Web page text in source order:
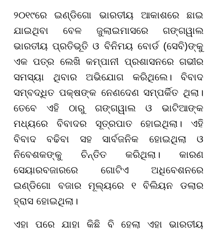
୨୦୧୯ରେ ଇଣ୍ଡିଗୋ ଭାରତୀୟ ଆକାଶରେ ଛାଇ
ଯାଇଥିବା ବେଳ ଜୁଲାଇମାସରେ ଗଙ୍ଗୱାଲ
ଭାରତୀୟ ପ୍ରତିଭୂତି ଓ ବିନିମୟ ବୋର୍ଡ (ସେବି)ଙ୍କୁ
ଏକ ପତ୍ର ଲେଖି କମ୍ପାନୀ ପ୍ରଶାସନରେ ଗଭୀର
ସମସ୍ୟା ଥିବାର ଅଭିଯୋଗ କରିଥିଲେ। ବିବାଦ
ସମ୍ବଦ୍ଧିତ ପକ୍ଷଙ୍କ ନେଣଦେଣ ସମ୍ପର୍କିତ ଥିଲା।
ତେବେ ଏହି ଠାରୁ ଗଙ୍ଗୱାଲ ଓ ଭାଟିଆଙ୍କ
ମଧ୍ୟରେ ବିବାଦର ସୂତ୍ରପାତ ହୋଇଥିଲା। ଏହି
ବିବାଦ ବଢିବା ସହ ସାର୍ବଜନିକ ହୋଇଥିଲା ଓ
ନିବେଶକଙ୍କୁ ଚିନ୍ତିତ କରିଥିଲା। କାରଣ
ସେୟାରବଜାରରେ ଗୋଟିଏ ଅଧିବେଶନରେ
ଇଣ୍ଡିଗୋ ବଜାର ମୂଲ୍ୟରେ ୧ ବିଲିୟନ ଡଲାର
ହ୍ରାସ ହୋଇଥିଲା।
ଏହା ପରେ ଯାହା କିଛି ବି ହେଲା ଏହା ଭାରତୀୟ